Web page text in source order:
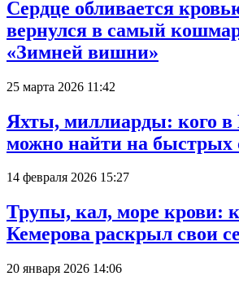
Сердце обливается
вернулся в самый
«Зимней вишни»
25 марта 2026 11:42
Яхты, миллиарды: кого в
можно найти на быстрых
14 февраля 2026 15:27
Трупы, кал, море крови:
Кемерова раскрыл свои
20 января 2026 14:06